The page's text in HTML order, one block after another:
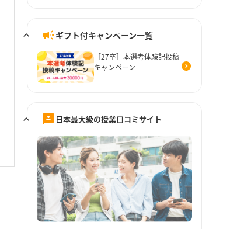
ギフト付キャンペーン一覧
［27卒］本選考体験記投稿
キャンペーン
日本最大級の授業口コミサイト